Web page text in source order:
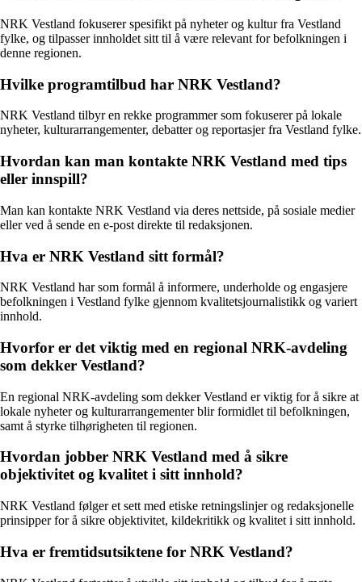
NRK Vestland fokuserer spesifikt på nyheter og kultur fra Vestland
fylke, og tilpasser innholdet sitt til å være relevant for befolkningen i
denne regionen.
Hvilke programtilbud har NRK Vestland?
NRK Vestland tilbyr en rekke programmer som fokuserer på lokale
nyheter, kulturarrangementer, debatter og reportasjer fra Vestland fylke.
Hvordan kan man kontakte NRK Vestland med tips
eller innspill?
Man kan kontakte NRK Vestland via deres nettside, på sosiale medier
eller ved å sende en e-post direkte til redaksjonen.
Hva er NRK Vestland sitt formål?
NRK Vestland har som formål å informere, underholde og engasjere
befolkningen i Vestland fylke gjennom kvalitetsjournalistikk og variert
innhold.
Hvorfor er det viktig med en regional NRK-avdeling
som dekker Vestland?
En regional NRK-avdeling som dekker Vestland er viktig for å sikre at
lokale nyheter og kulturarrangementer blir formidlet til befolkningen,
samt å styrke tilhørigheten til regionen.
Hvordan jobber NRK Vestland med å sikre
objektivitet og kvalitet i sitt innhold?
NRK Vestland følger et sett med etiske retningslinjer og redaksjonelle
prinsipper for å sikre objektivitet, kildekritikk og kvalitet i sitt innhold.
Hva er fremtidsutsiktene for NRK Vestland?